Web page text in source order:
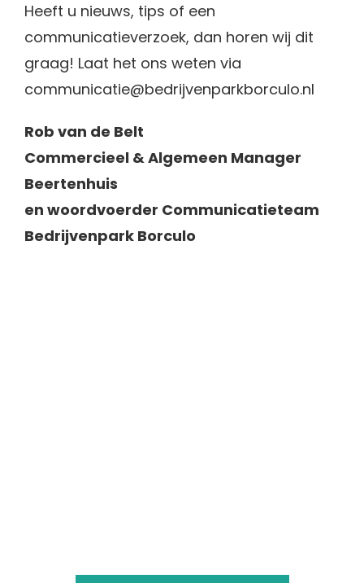
Heeft u nieuws, tips of een
communicatieverzoek, dan horen wij dit
graag! Laat het ons weten via
communicatie@bedrijvenparkborculo.nl
Rob van de Belt
Commercieel & Algemeen Manager
Beertenhuis
en woordvoerder Communicatieteam
Bedrijvenpark Borculo